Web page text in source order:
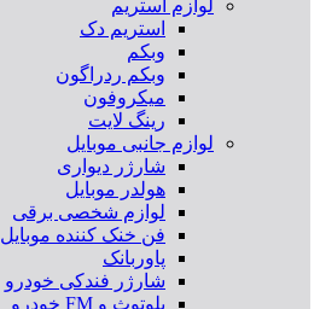
لوازم استریم
استریم دک
وبکم
وبکم ردراگون
میکروفون
رینگ لایت
لوازم جانبی موبایل
شارژر دیواری
هولدر موبایل
لوازم شخصی برقی
فن خنک کننده موبایل
پاوربانک
شارژر فندکی خودرو
بلوتوث و FM خودرو